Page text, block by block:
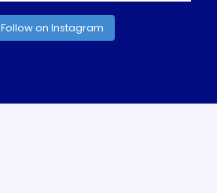
Follow on Instagram